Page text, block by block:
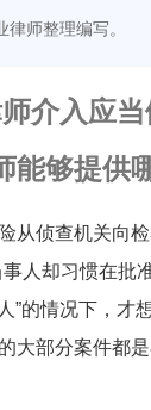
律师整理编写。
介入应
能够提供
从侦查机关向
人却习惯在批
”的情况下，才
大部分案件都